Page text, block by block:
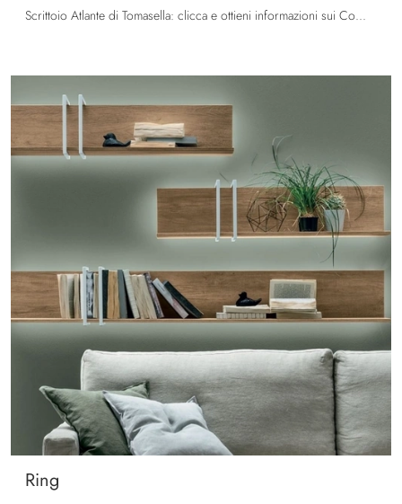
Scrittoio Atlante di Tomasella: clicca e ottieni informazioni sui Complementi e scrittoi moderni in melaminico del noto e conosciuto marchio!
Ring